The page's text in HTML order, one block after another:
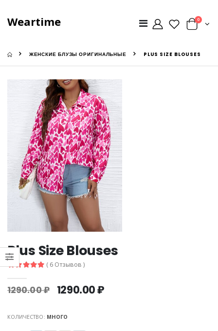
Weartime 0
ЖЕНСКИЕ БЛУЗЫ ОРИГИНАЛЬНЫЕ PLUS SIZE BLOUSES
Plus Size Blouses
( 6 Отзывов )
1290.00 ₽ 1290.00 ₽
КОЛИЧЕСТВО: МНОГО